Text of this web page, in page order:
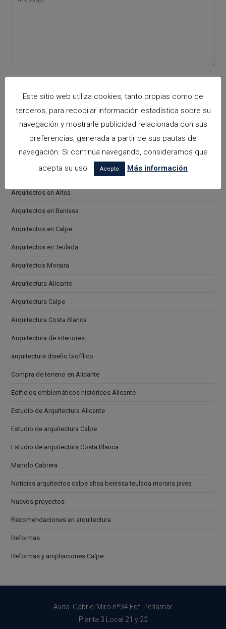
Categorías
arquitectora espacios biofilicos
Arquitectos en Alicante
Arquitectos en Altea
Arquitectos en Benissa
Arquitectos en Calpe
Arquitectos en Teulada
Arquitectos Moraira
Arquitectura Alicante
Arquitectura Calpe
Arquitectura Costa Blanca
Arquitectura de interiores
arquitectura diseño biofílico
Compra de terreno en Alicante
Edificios emblemáticos históricos Alicante
Estudio de Arquitectura Alicante
Estudio de arquitectura Calpe
Estudio de arquitectura Costa Blanca
Manolo Cabrera
Noticias arquitectos calpe altea benissa teulada moraira javea
Nuevos proyectos
Recomendaciones en arquitectura
Reformas
Reformas y ampliaciones Calpe
Avda. Gabriel Miro nº34 Edf. Perlamar
Planta 3 Local 21 y 22
Este sitio web utiliza cookies, tanto propias como de
terceros, para recopilar información estadística sobre su
navegación y mostrarle publicidad relacionada con sus
preferencias, generada a partir de sus pautas de
navegación. Si continúa navegando, consideramos que
acepta su uso.
Acepto Más información